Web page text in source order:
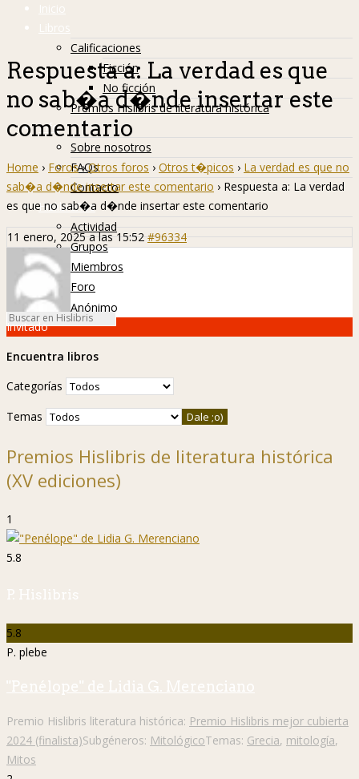
Inicio
Libros
Calificaciones
Ficción
No ficción
Premios Hislibris de literatura histórica
Info
Sobre nosotros
FAQs
Contacto
Hislibreños
Actividad
Grupos
Miembros
Foro
Respuesta a: La verdad es que
no sab�a d�nde insertar este
comentario
Home › Foros › Otros foros › Otros t�picos › La verdad es que no
sab�a d�nde insertar este comentario › Respuesta a: La verdad
es que no sab�a d�nde insertar este comentario
11 enero, 2025 a las 15:52 #96334
Anónimo
Invitado
Encuentra libros
Categorías
Temas
Premios Hislibris de literatura histórica
(XV ediciones)
1
5.8
P. Hislibris
5.8
P. plebe
"Penélope" de Lidia G. Merenciano
Premio Hislibris literatura histórica: Premio Hislibris mejor cubierta
2024 (finalista)Subgéneros: MitológicoTemas: Grecia, mitología,
Mitos